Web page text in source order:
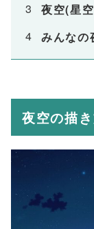
夜空(星
みんなの
夜空の描き